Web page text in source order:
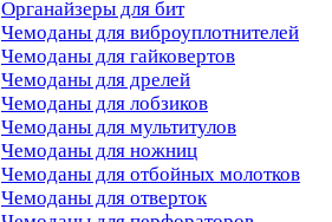
Органайзеры для бит
Чемоданы для виброуплотнителей
Чемоданы для гайковертов
Чемоданы для дрелей
Чемоданы для лобзиков
Чемоданы для мультитулов
Чемоданы для ножниц
Чемоданы для отбойных молотков
Чемоданы для отверток